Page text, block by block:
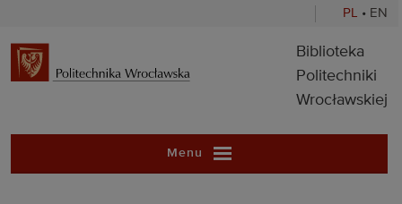
PL • EN
Biblioteka
Biblioteka
Politechniki
Wrocławskiej
Menu